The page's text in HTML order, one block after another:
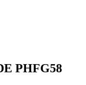
PHFG58